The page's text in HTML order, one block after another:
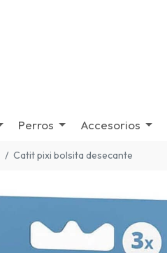
Perros Accesorios
Catit pixi bolsita desecante